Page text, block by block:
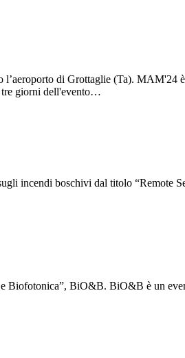
di Grottaglie (Ta). MAM'24
tre giorni dell'evento…
incendi boschivi dal titolo “Remote
Biofotonica”, BiO&B. BiO&B è un